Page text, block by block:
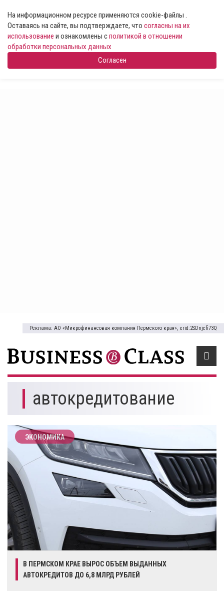
На информационном ресурсе применяются cookie-файлы .
Оставаясь на сайте, вы подтверждаете, что согласны на их
использование и ознакомлены сполитикой в отношении
обработки персональных данных
Согласен
Реклама: АО «Микрофинансовая компания Пермского края», erid:2SDnjcfi73Q
автокредитование
ЭКОНОМИКА
В ПЕРМСКОМ КРАЕ ВЫРОС ОБЪЕМ ВЫДАННЫХ
АВТОКРЕДИТОВ ДО 6,8 МЛРД РУБЛЕЙ